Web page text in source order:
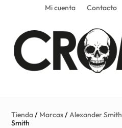
Mi cuenta Contacto
Tienda/ Marcas/Alexander Smith
Smith